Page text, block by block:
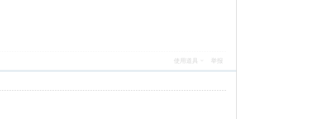
使用道具 举报